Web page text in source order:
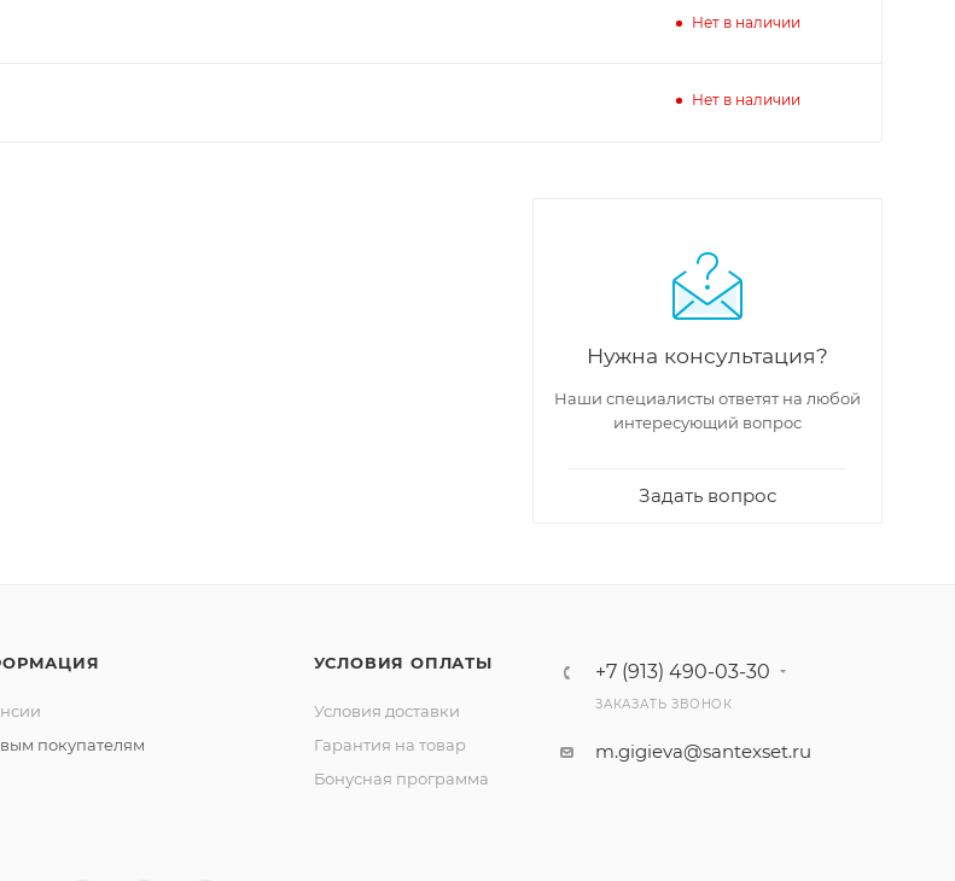
Нет в наличии
Нет в наличии
Нужна консультация?
Наши специалисты ответят на любой
интересующий вопрос
Задать вопрос
покупателям
УСЛОВИЯ ОПЛАТЫ
Условия доставки
Гарантия на товар
Бонусная программа
+7 (913) 490-03-30
ЗАКАЗАТЬ ЗВОНОК
m.gigieva@santexset.ru